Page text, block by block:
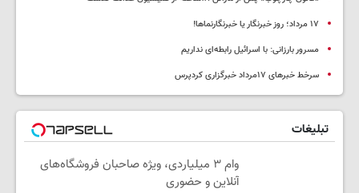
١٧ مرداد؛ روز خبرنگار یا خبرنگارنماها!
مسرور بارزانی: با اسرائیل رابطه‌ای نداریم
سرخط خبرهای ۱۷مرداد خبرگزاری کردپرس
تبلیغات
وام ۳ میلیاردی، ویژه صاحبان فروشگاه‌های
آنلاین و حضوری